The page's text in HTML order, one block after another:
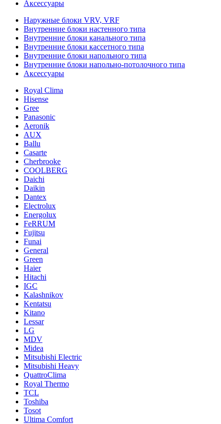
Аксессуары
Наружные блоки VRV, VRF
Внутренние блоки настенного типа
Внутренние блоки канального типа
Внутренние блоки кассетного типа
Внутренние блоки напольного типа
Внутренние блоки напольно-потолочного типа
Аксессуары
Royal Clima
Hisense
Gree
Panasonic
Aeronik
AUX
Ballu
Casarte
Cherbrooke
COOLBERG
Daichi
Daikin
Dantex
Electrolux
Energolux
FeRRUM
Fujitsu
Funai
General
Green
Haier
Hitachi
IGC
Kalashnikov
Kentatsu
Kitano
Lessar
LG
MDV
Midea
Mitsubishi Electric
Mitsubishi Heavy
QuattroClima
Royal Thermo
TCL
Toshiba
Tosot
Ultima Comfort